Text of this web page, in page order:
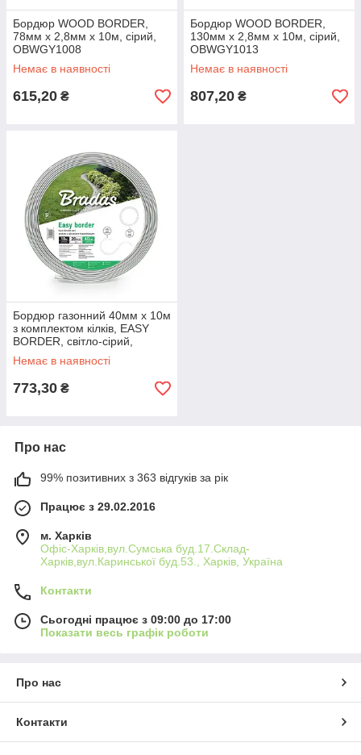
Бордюр WOOD BORDER,
78мм х 2,8мм х 10м, сірий,
OBWGY1008
Немає в наявності
615,20 ₴
Бордюр WOOD BORDER,
130мм х 2,8мм х 10м, сірий,
OBWGY1013
Немає в наявності
807,20 ₴
Бордюр газонний 40мм х 10м
з комплектом кілків, EASY
BORDER, світло-сірий,
OBELGY4010SET
Немає в наявності
773,30 ₴
Про нас
99% позитивних з 363 відгуків за рік
Працює з 29.02.2016
м. Харків
Офіс-Харків,вул.Сумська буд.17.Склад-
Харків,вул.Каринської буд.53., Харків, Україна
Контакти
Сьогодні працює з 09:00 до 17:00
Показати весь графік роботи
Про нас
Контакти